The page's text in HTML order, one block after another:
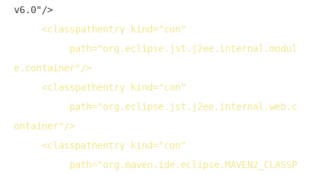
v6.0"/>
<classpathentry kind="con"
path="org.eclipse.jst.j2ee.internal.modul
e.container"/>
<classpathentry kind="con"
path="org.eclipse.jst.j2ee.internal.web.c
ontainer"/>
<classpathentry kind="con"
path="org.maven.ide.eclipse.MAVEN2_CLASSP